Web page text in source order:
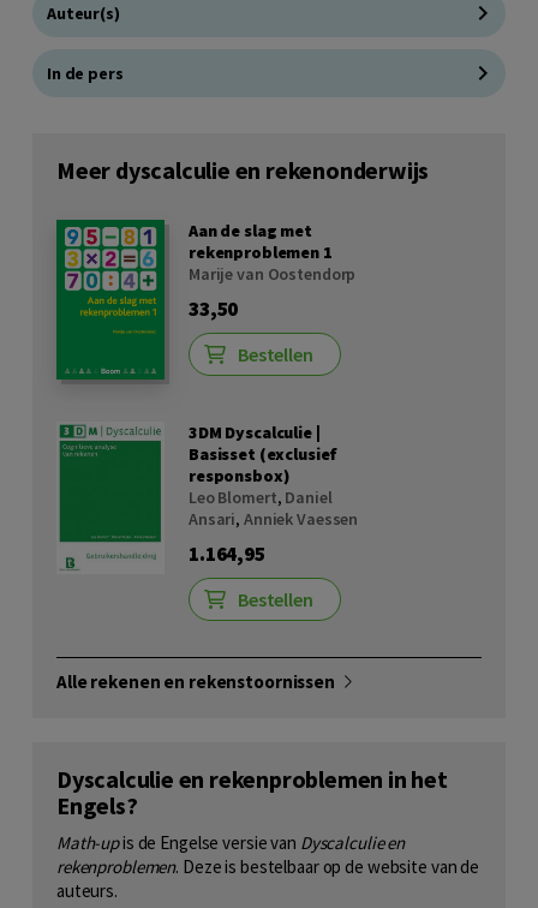
Auteur(s)
In de pers
Meer dyscalculie en rekenonderwijs
Aan de slag met
rekenproblemen 1
Marije van Oostendorp
33,50
Bestellen
3DM Dyscalculie |
Basisset (exclusief
responsbox)
Leo Blomert, Daniel
Ansari, Anniek Vaessen
1.164,95
Bestellen
Alle rekenen en rekenstoornissen
Dyscalculie en rekenproblemen in het
Engels?
Math-upis de Engelse versie van Dyscalculie en
rekenproblemen. Deze is bestelbaar op de website van de
auteurs.